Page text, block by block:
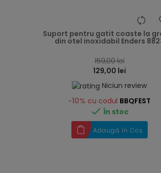
Suport pentru gatit coaste la
din otel inoxidabil Enders
159,00 lei
129,00 lei
Niciun review
-10% cu codul BBQFEST
 În stoc
Adaugă în Coș